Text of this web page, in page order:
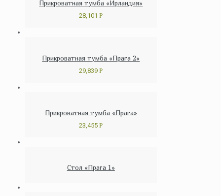
Прикроватная тумба «Ирландия»
28,101Р
Прикроватная тумба «Прага 2»
29,839Р
Прикроватная тумба «Прага»
23,455Р
Стол «Прага 1»